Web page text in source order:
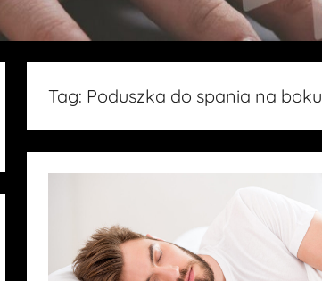
Tag: Poduszka do spania na boku